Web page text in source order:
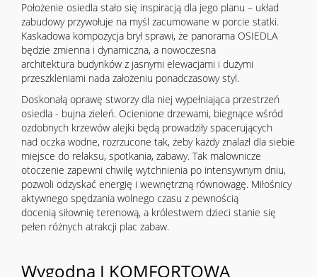
Położenie osiedla stało się inspiracją dla jego planu – układ
zabudowy przywołuje na myśl zacumowane w porcie statki.
Kaskadowa kompozycja brył sprawi, że panorama OSIEDLA
będzie zmienna i dynamiczna, a nowoczesna
architektura budynków z jasnymi elewacjami i dużymi
przeszkleniami nada założeniu ponadczasowy styl.
Doskonałą oprawę stworzy dla niej wypełniająca przestrzeń
osiedla - bujna zieleń. Ocienione drzewami, biegnące wśród
ozdobnych krzewów alejki będą prowadziły spacerujących
nad oczka wodne, rozrzucone tak, żeby każdy znalazł dla siebie
miejsce do relaksu, spotkania, zabawy. Tak malownicze
otoczenie zapewni chwilę wytchnienia po intensywnym dniu,
pozwoli odzyskać energię i wewnętrzną równowagę. Miłośnicy
aktywnego spędzania wolnego czasu z pewnością
docenią siłownię terenową, a królestwem dzieci stanie się
pełen różnych atrakcji plac zabaw.
Wygodna I KOMFORTOWA